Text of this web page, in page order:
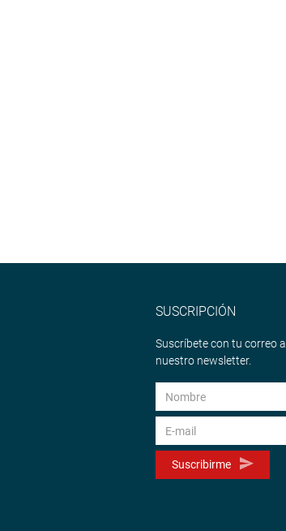
SUSCRIPCIÓN
Suscríbete con tu correo a
nuestro newsletter.
Suscribirme